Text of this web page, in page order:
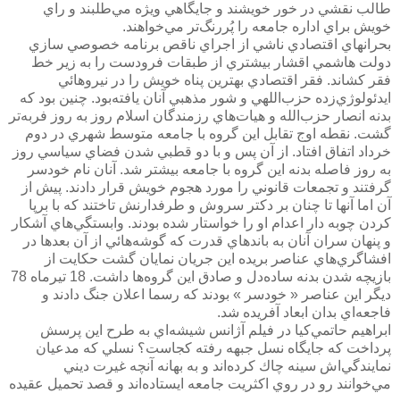
طالب نقشي در خور خويشند و جايگاهي ويژه مي‌طلبند و راي
خويش براي اداره جامعه را پُررنگ‌تر مي‌خواهند.
بحرانهاي اقتصادي ناشي از اجراي ناقص برنامه خصوصي سازي
دولت هاشمي اقشار بيشتري از طبقات فرودست را به زير خط
فقر كشاند. فقر اقتصادي بهترين پناه خويش را در نيروهائي
ايدئولوژي‌زده حزب‌اللهي و شور مذهبي آنان يافته‌بود. چنين بود كه
بدنه انصار حزب‌الله و هيات‌هاي رزمندگان اسلام روز به روز فربه‌تر
گشت. نقطه اوج تقابل اين گروه با جامعه متوسط شهري در دوم
خرداد اتفاق افتاد. از آن پس و با دو قطبي شدن فضاي سياسي روز
به روز فاصله بدنه اين گروه با جامعه بيشتر شد. آنان نام خودسر
گرفتند و تجمعات قانوني را مورد هجوم خويش قرار دادند. پيش از
آن اما آنها تا چنان بر دكتر سروش و طرفدارنش تاختند كه با برپا
كردن چوبه دار اعدام او را خواستار شده بودند. وابستگي‌هاي آشكار
و پنهان سران آنان به باندهاي قدرت كه گوشه‌هائي از آن بعدها در
افشاگري‌هاي عناصر بريده اين جريان نمايان گشت حكايت از
بازيچه شدن بدنه ساده‌دل و صادق اين گروه‌ها داشت. 18 تيرماه 78
ديگر اين عناصر « خودسر » بودند كه رسما اعلان جنگ دادند و
فاجعه‌اي بدان ابعاد آفريده شد.
ابراهيم حاتمي‌كيا در فيلم آژانس شيشه‌اي به طرح اين پرسش
پرداخت كه جايگاه نسل جبهه رفته كجاست؟ نسلي كه مدعيان
نمايندگي‌اش سينه چاك كرده‌اند و به بهانه آنچه غيرت ديني
مي‌خوانند رو در روي اكثريت جامعه ايستاده‌اند و قصد تحميل عقيده